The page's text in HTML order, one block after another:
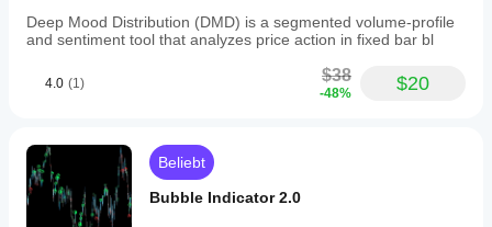
Deep Mood Distribution (DMD) is a segmented volume-profile
and sentiment tool that analyzes price action in fixed bar bl
4.0 (1) $38
-48% $20
Beliebt
Bubble Indicator 2.0